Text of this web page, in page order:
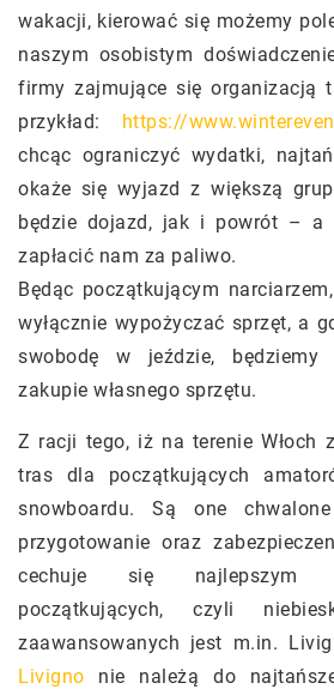
wakacji, kierować się możemy
naszym osobistym
firmy zajmujące się organizacją
przykład: https://
chcąc ograniczyć wydatki,
okaże się wyjazd z większą
będzie dojazd, jak i powrót – a
zapłacić nam za paliwo.
Będąc początkującym
wyłącznie wypożyczać sprzęt, a
swobodę w jeździe,
zakupie własnego sprzętu.
Z racji tego, iż na terenie Włoch
tras dla początkujących
snowboardu. Są one
przygotowanie oraz
cechuje się najlepszym
początkujących, czyli
zaawansowanych jest m.in.
Livigno nie należą do